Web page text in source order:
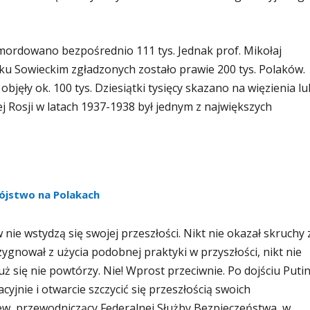
bezpośrednio 111 tys. Jednak prof. Mikołaj
Sowieckim zgładzonych zostało prawie 200 tys. Polaków.
ok. 100 tys. Dziesiątki tysięcy skazano na więzienia
w latach 1937-1938 był jednym z największych
na Polakach
wstydzą się swojej przeszłości. Nikt nie okazał skruchy
z użycia podobnej praktyki w przyszłości, nikt nie
się nie powtórzy. Nie! Wprost przeciwnie. Po dojściu
i otwarcie szczycić się przeszłością swoich